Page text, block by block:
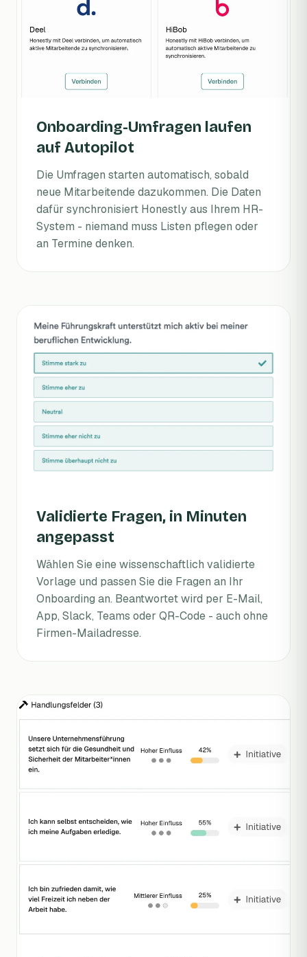
Onboarding-Umfragen laufen
auf Autopilot
Die Umfragen starten automatisch, sobald
neue Mitarbeitende dazukommen. Die Daten
dafür synchronisiert Honestly aus Ihrem HR-
System - niemand muss Listen pflegen oder
an Termine denken.
Validierte Fragen, in Minuten
angepasst
Wählen Sie eine wissenschaftlich validierte
Vorlage und passen Sie die Fragen an Ihr
Onboarding an. Beantwortet wird per E-Mail,
App, Slack, Teams oder QR-Code - auch ohne
Firmen-Mailadresse.